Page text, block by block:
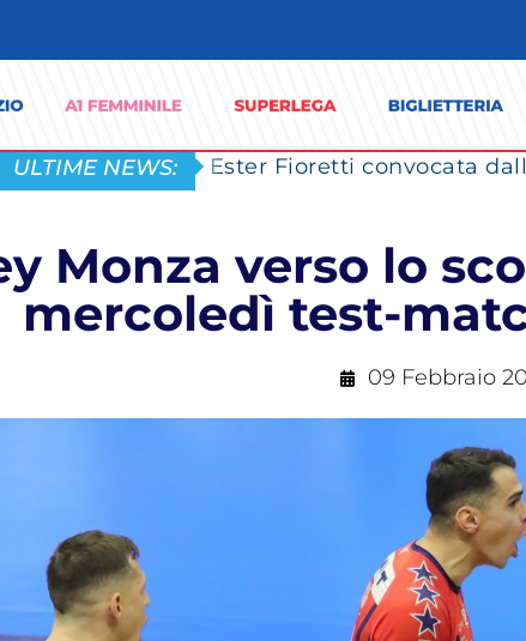
ULTIME NEWS: Ester Fioretti convocata
Monza verso lo
mercoledì test-
09 Febbraio